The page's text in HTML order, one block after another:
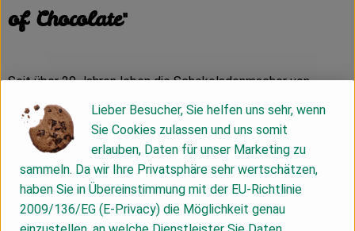
of Chocolate"
Seit über 20 Jahren leben die Schokoladenmacher von
VIVANI ihre Leidenschaft für hochwertige Schokolade. Was
klein begann, ist heute zu einer weltweit beliebten, vielfach-
prämierten Bio-Marke mit einer breiten Auswahl von über 60
Produkten gewachsen, das mit vielfältigen
Tafelschokoladen, Schokoriegeln, Kuvertüren,
Kakaogetränken und Trüffelpralinen keinerlei schokoladigen
Wünsche offenlässt. Schokolade als ganzheitliches
Lieber Besucher, Sie helfen uns sehr, wenn
Sie Cookies zulassen und uns somit
erlauben, Daten für unser Marketing zu
sammeln. Da wir Ihre Privatsphäre sehr wertschätzen,
haben Sie in Übereinstimmung mit der EU-Richtlinie
2009/136/EG (E-Privacy) die Möglichkeit genau